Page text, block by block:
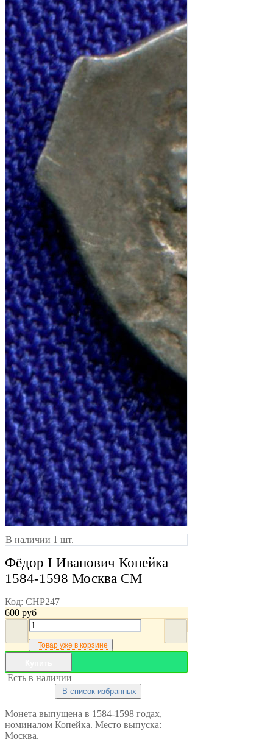
В наличии 1 шт.
Фёдор I Иванович Копейка
1584-1598 Москва СМ
Код: CHP247
600 руб
Товар уже в корзине
Есть в наличии
В список избранных
Монета выпущена в 1584-1598 годах,
номиналом Копейка. Место выпуска:
Москва.